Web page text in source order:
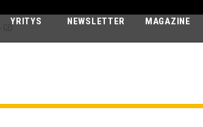
NEWSLETTER MAGAZINE
YRITYS
ICARUS DYNAMIC